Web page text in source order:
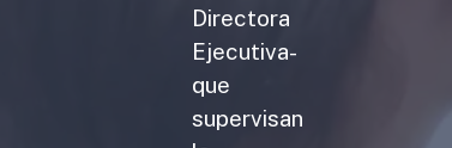
Directora
Ejecutiva-
que
supervisan